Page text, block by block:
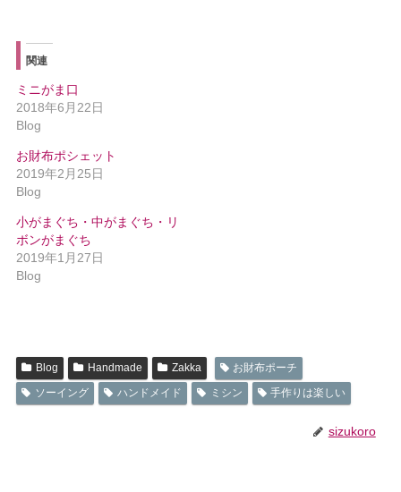
関連
ミニがま口
2018年6月22日
Blog
お財布ポシェット
2019年2月25日
Blog
小がまぐち・中がまぐち・リ
ボンがまぐち
2019年1月27日
Blog
Blog Handmade Zakka
お財布ポーチ
ソーイング
ハンドメイド ミシン 手作りは楽しい
sizukoro